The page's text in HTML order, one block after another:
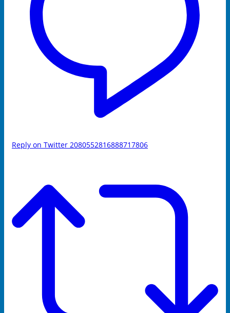
Reply on Twitter 2080552816888717806